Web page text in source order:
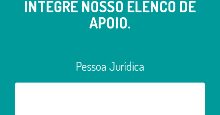
INTEGRE NOSSO ELENCO DE
APOIO.
Pessoa Jurídica